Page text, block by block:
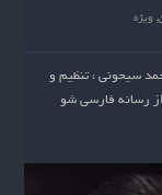
, ویژه
سیحونی ، تنظیم و
رسانه فارسی شو